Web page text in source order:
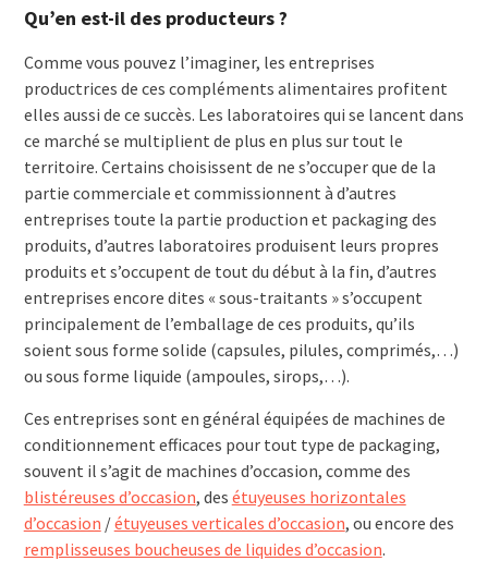
Qu’en est-il des producteurs ?
Comme vous pouvez l’imaginer, les entreprises
productrices de ces compléments alimentaires profitent
elles aussi de ce succès. Les laboratoires qui se lancent dans
ce marché se multiplient de plus en plus sur tout le
territoire. Certains choisissent de ne s’occuper que de la
partie commerciale et commissionnent à d’autres
entreprises toute la partie production et packaging des
produits, d’autres laboratoires produisent leurs propres
produits et s’occupent de tout du début à la fin, d’autres
entreprises encore dites « sous-traitants » s’occupent
principalement de l’emballage de ces produits, qu’ils
soient sous forme solide (capsules, pilules, comprimés,…)
ou sous forme liquide (ampoules, sirops,…).
Ces entreprises sont en général équipées de machines de
conditionnement efficaces pour tout type de packaging,
souvent il s’agit de machines d’occasion, comme des
blistéreuses d’occasion, des étuyeuses horizontales
d’occasion /étuyeuses verticales d’occasion, ou encore des
remplisseuses boucheuses de liquides d’occasion.